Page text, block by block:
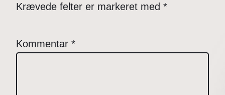
Krævede felter er markeret med *
Kommentar *